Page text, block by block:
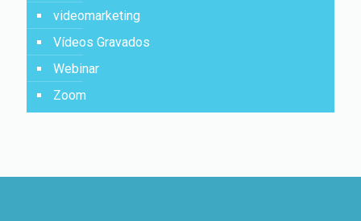
videomarketing
Vídeos Gravados
Webinar
Zoom